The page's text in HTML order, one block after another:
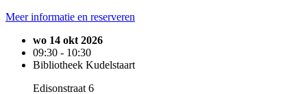
Meer informatie en reserveren
wo 14 okt 2026
09:30 - 10:30
Bibliotheek Kudelstaart
Edisonstraat 6